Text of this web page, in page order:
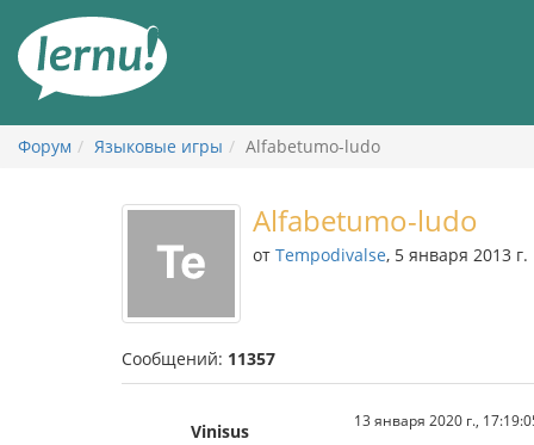
содержанию
Форум Языковые игры Alfabetumo-ludo
Alfabetumo-ludo
от Tempodivalse, 5 января 2013 г.
Сообщений: 11357
Vinisus 13 января 2020 г.,